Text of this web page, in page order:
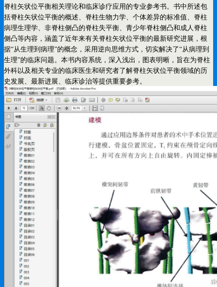
脊柱矢状位平衡相关理论和临床诊疗应用的专业参考书。书中所述包
括脊柱矢状位平衡的概述、脊柱生物力学、个体差异的标准值、脊柱
病理生理学、非脊柱侧凸的脊柱失平衡、青少年脊柱侧凸和成人脊柱
侧凸等内容，涵盖了近年来有关脊柱矢状位平衡的最新研究进展，根
据“从生理到病理”的概念，采用逆向思维方式，切实解决了“从病理到
生理”的临床问题。本书内容系统，深入浅出，图表明晰，旨在为脊柱
外科以及相关专业的临床医生和研究者了解脊柱矢状位平衡领域的历
史发展、最新进展、临床诊治等提供重要参考。